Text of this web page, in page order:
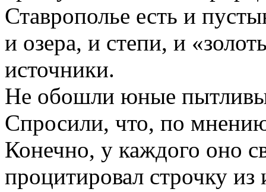
Ставрополье есть и
и озера, и степи, и
источники.
Не обошли юные
Спросили, что, по мнению
Конечно, у каждого оно
процитировал строчку